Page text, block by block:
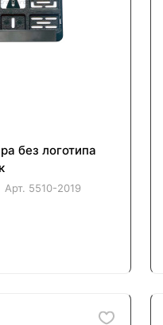
без логотипа
Арт. 5510-2019